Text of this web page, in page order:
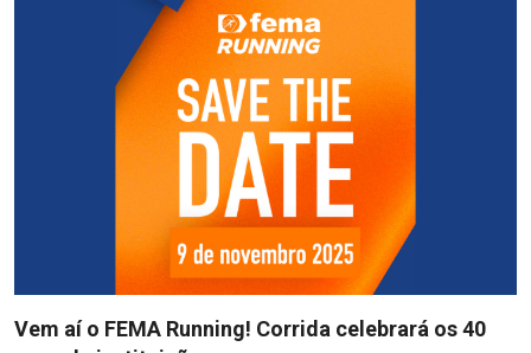
Vem aí o FEMA Running! Corrida celebrará os 40